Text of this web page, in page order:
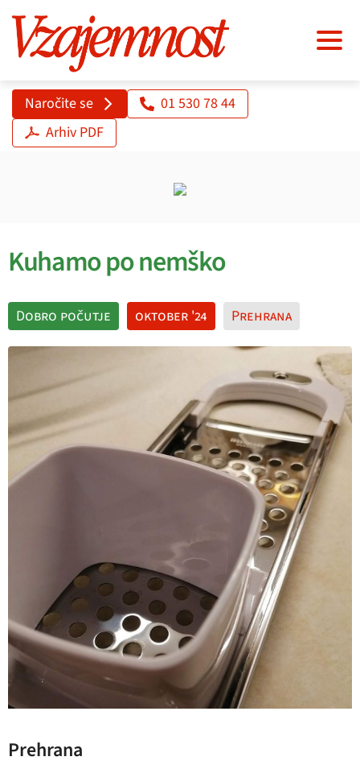
Naročite se
01 530 78 44
Arhiv PDF
Kuhamo po nemško
Dobro počutje oktober '24 Prehrana
Prehrana